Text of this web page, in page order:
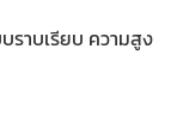
ราบเรียบ ความสูง